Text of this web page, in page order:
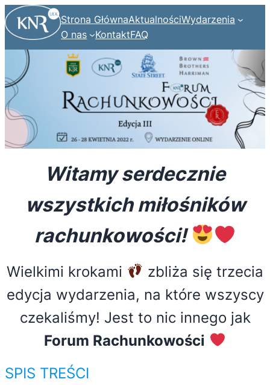
Strona GłównaAktualnościWydarzenia
O nas
KontaktFAQ
Witamy serdecznie
wszystkich miłośników
rachunkowości!
Wielkimi krokami
zbliża się trzecia
edycja wydarzenia, na które wszyscy
czekaliśmy! Jest to nic innego jak
Forum Rachunkowości
SPIS TREŚCI